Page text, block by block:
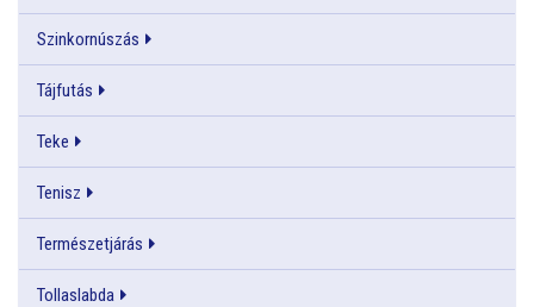
Szinkornúszás
Tájfutás
Teke
Tenisz
Természetjárás
Tollaslabda